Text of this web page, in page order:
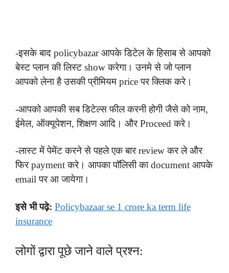
-इसके बाद policybazar आपके डिटेल के हिसाब से आपको
बेस्ट प्लान की लिस्ट show करेगा। उनमे से जो प्लान
आपको लेना है उसकी प्रीमियम price पर क्लिक करे।
-आपको आपकी सब डिटेल्स फील करनी होगी जैसे को नाम,
ईमेल, ऑक्यूपेशन, शिक्षण आदि। और Proceed करे।
-लास्ट में पेमेंट करने से पहले एक बार review कर ले और
फिर payment करे। आपका पॉलिसी का document आपके
email पर आ जायेगा।
इसे भी पढ़े: Policybazaar se 1 crore ka term life
insurance
लोगों द्वारा पूछे जाने वाले प्रश्न: